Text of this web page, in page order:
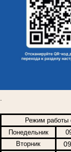
Режим работы
Понедельник
Вторник